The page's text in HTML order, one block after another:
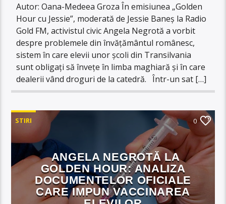
Autor: Oana-Medeea Groza În emisiunea „Golden
Hour cu Jessie”, moderată de Jessie Baneș la Radio
Gold FM, activistul civic Angela Negrotă a vorbit
despre problemele din învățământul românesc,
sistem în care elevii unor școli din Transilvania
sunt obligați să învețe în limba maghiară și în care
dealerii vând droguri de la catedră. Într-un sat […]
STIRI 0
ANGELA NEGROTĂ LA
GOLDEN HOUR: ANALIZA
DOCUMENTELOR OFICIALE
CARE IMPUN VACCINAREA